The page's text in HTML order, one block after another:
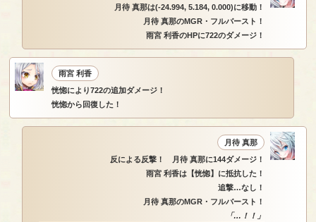
月待 真那は(-24.994, 5.184, 0.000)に移動！
月待 真那のMGR・フルバースト！
雨宮 利香のHPに722のダメージ！
雨宮 利香
恍惚により722の追加ダメージ！
恍惚から回復した！
月待 真那
反による反撃！ 月待 真那に144ダメージ！
雨宮 利香は【恍惚】に抵抗した！
追撃…なし！
月待 真那のMGR・フルバースト！
「…！！」